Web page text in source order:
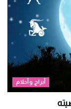
أبراج وأحلام